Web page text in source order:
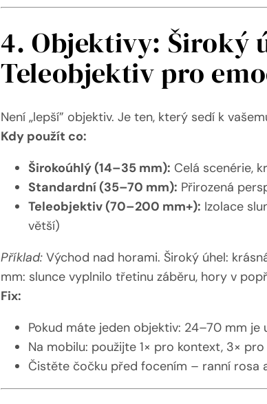
4. Objektivy: Široký
Teleobjektiv pro
Není „lepší” objektiv. Je ten, který sedí k
Kdy použít co:
Širokoúhlý (14–35 mm): Celá scenérie,
Standardní (35–70 mm): Přirozená
Teleobjektiv (70–200 mm+): Izolace
větší)
Příklad: Východ nad horami. Široký úhel:
mm: slunce vyplnilo třetinu záběru, hory v
Fix:
Pokud máte jeden objektiv: 24–70 mm je
Na mobilu: použijte 1× pro kontext, 3×
Čistěte čočku před focením – ranní rosa